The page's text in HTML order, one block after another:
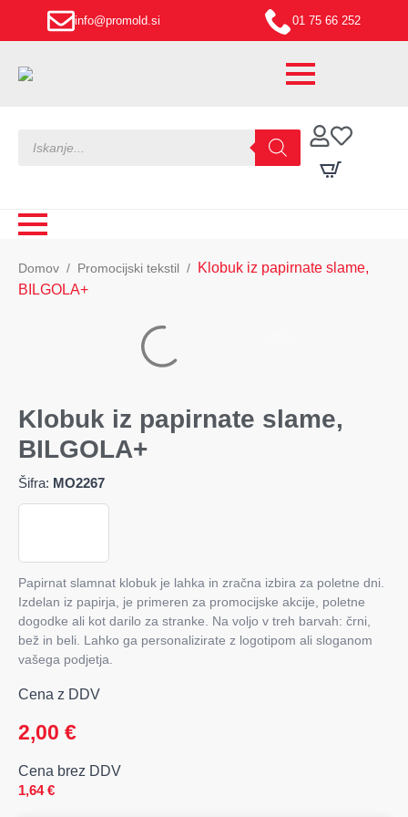
info@promold.si 01 75 66 252
search
Domov Promocijski tekstil
Klobuk iz papirnate slame,
BILGOLA+
Klobuk iz papirnate slame,
BILGOLA+
Šifra: MO2267
Papirnat slamnat klobuk je lahka in zračna izbira za poletne dni.
Izdelan iz papirja, je primeren za promocijske akcije, poletne
dogodke ali kot darilo za stranke.
Na voljo v treh barvah: črni,
bež in beli.
Lahko ga personalizirate z logotipom ali sloganom
vašega podjetja.
Cena z DDV
2,00 €
Cena brez DDV
1,64€